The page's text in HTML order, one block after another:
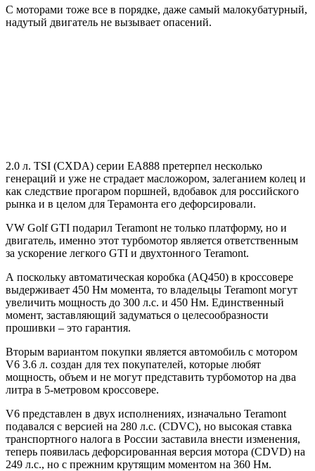
С моторами тоже все в порядке, даже самый малокубатурный,
надутый двигатель не вызывает опасений.
2.0 л. TSI (CXDA) серии EA888 претерпел несколько
генераций и уже не страдает масложором, залеганием колец и
как следствие прогаром поршней, вдобавок для российского
рынка и в целом для Терамонта его дефорсировали.
VW Golf GTI подарил Teramont не только платформу, но и
двигатель, именно этот турбомотор является ответственным
за ускорение легкого GTI и двухтонного Teramont.
А поскольку автоматическая коробка (AQ450) в кроссовере
выдерживает 450 Нм момента, то владельцы Teramont могут
увеличить мощность до 300 л.с. и 450 Нм. Единственный
момент, заставляющий задуматься о целесообразности
прошивки – это гарантия.
Вторым вариантом покупки является автомобиль с мотором
V6 3.6 л. создан для тех покупателей, которые любят
мощность, объем и не могут представить турбомотор на два
литра в 5-метровом кроссовере.
V6 представлен в двух исполнениях, изначально Teramont
подавался с версией на 280 л.с. (CDVC), но высокая ставка
транспортного налога в России заставила внести изменения,
теперь появилась дефорсированная версия мотора (CDVD) на
249 л.с., но с прежним крутящим моментом на 360 Нм.